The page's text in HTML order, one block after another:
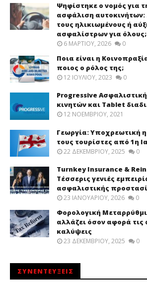
Ψηφίστηκε ο νομός για
ασφάλιση αυτοκινήτων:
τους ηλικιωμένους ή
ασφαλίστρων για όλους;
6 ΜΑΡΤΊΟΥ, 2026 0
Ποια είναι η
ποιος ο ρόλος της;
12 ΙΟΥΛΊΟΥ, 2023 0
Progressive
κινητών και Tablet
12 ΝΟΕΜΒΡΊΟΥ, 2021
Γεωργία: Υποχρεωτική
τους τουρίστες από 1η
22 ΔΕΚΕΜΒΡΊΟΥ, 2025 0
Turnkey Insurance &
Τέσσερις γενιές
ασφαλιστικής
23 ΙΑΝΟΥΑΡΊΟΥ, 2026 0
Φορολογική
αλλάζει όσον αφορά τις
καλύψεις
23 ΔΕΚΕΜΒΡΊΟΥ, 2025 0
ΣΥΝΕΝΤΕΥΞΕΙΣ